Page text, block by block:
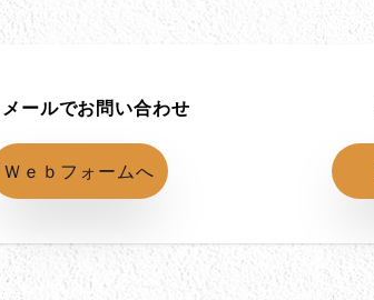
メールでお問い合わせ
Ｗｅｂフォームへ